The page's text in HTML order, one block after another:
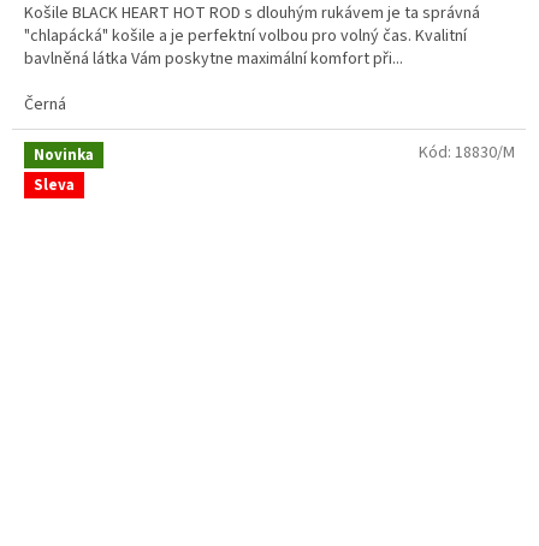
Košile BLACK HEART HOT ROD s dlouhým rukávem je ta správná
"chlapácká" košile a je perfektní volbou pro volný čas. Kvalitní
bavlněná látka Vám poskytne maximální komfort při...
Černá
Novinka
Sleva
Kód: 18830/M